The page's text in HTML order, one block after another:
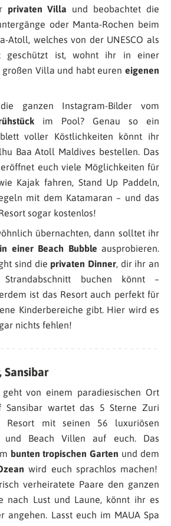
privaten Villa und beobachtet die
oder Manta-Rochen beim
Atoll, welches von der UNESCO als
geschützt ist, wohnt ihr in einer
großen Villa und habt euren eigenen
ganzen Instagram-Bilder vom
im Pool? Genau so ein
voller Köstlichkeiten könnt ihr
Baa Atoll Maldives bestellen. Das
euch viele Möglichkeiten für
Kajak fahren, Stand Up Paddeln,
mit dem Katamaran – und das
sogar kostenlos!
übernachten, dann solltet ihr
einer Beach Bubble ausprobieren.
sind die privaten Dinner, dir ihr an
buchen könnt –
ist das Resort auch perfekt für
Kinderbereiche gibt. Hier wird es
nichts fehlen!
Sansibar
von einem paradiesischen Ort
Sansibar wartet das 5 Sterne Zuri
Resort mit seinen 56 luxuriösen
und Beach Villen auf euch. Das
bunten tropischen Garten und dem
wird euch sprachlos machen!
verheiratete Paare den ganzen
nach Lust und Laune, könnt ihr es
angehen. Lasst euch im MAUA Spa